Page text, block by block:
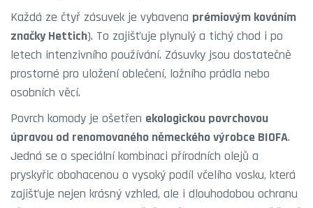
Každá ze čtyř zásuvek je vybavena prémiovým kováním
značky Hettich). To zajišťuje plynulý a tichý chod i po
letech intenzivního používání. Zásuvky jsou dostatečně
prostorné pro uložení oblečení, ložního prádla nebo
osobních věcí.
Povrch komody je ošetřen ekologickou povrchovou
úpravou od renomovaného německého výrobce BIOFA.
Jedná se o speciální kombinaci přírodních olejů a
pryskyřic obohacenou o vysoký podíl včelího vosku, která
zajišťuje nejen krásný vzhled, ale i dlouhodobou ochranu